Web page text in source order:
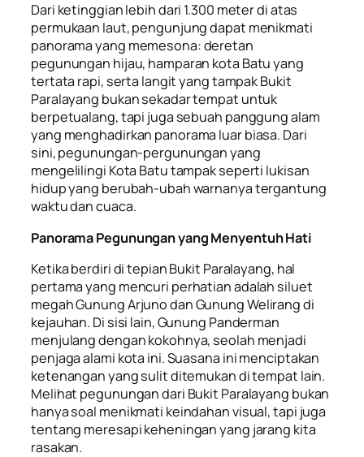
Dari ketinggian lebih dari 1.300 meter di atas
permukaan laut, pengunjung dapat menikmati
panorama yang memesona: deretan
pegunungan hijau, hamparan kota Batu yang
tertata rapi, serta langit yang tampak Bukit
Paralayang bukan sekadar tempat untuk
berpetualang, tapi juga sebuah panggung alam
yang menghadirkan panorama luar biasa. Dari
sini, pegunungan-pergunungan yang
mengelilingi Kota Batu tampak seperti lukisan
hidup yang berubah-ubah warnanya tergantung
waktu dan cuaca.
Panorama Pegunungan yang Menyentuh Hati
Ketika berdiri di tepian Bukit Paralayang, hal
pertama yang mencuri perhatian adalah siluet
megah Gunung Arjuno dan Gunung Welirang di
kejauhan. Di sisi lain, Gunung Panderman
menjulang dengan kokohnya, seolah menjadi
penjaga alami kota ini. Suasana ini menciptakan
ketenangan yang sulit ditemukan di tempat lain.
Melihat pegunungan dari Bukit Paralayang bukan
hanya soal menikmati keindahan visual, tapi juga
tentang meresapi keheningan yang jarang kita
rasakan.